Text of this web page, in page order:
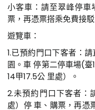
小客車：請至翠峰停車
票，再憑票搭乘免費接
遊覽車：
1.已預約門口下客者：
園。車 停第二停車場(
14甲17.5公 里處）。
2.未預約門口下客者：
處）停 車、購票，再憑